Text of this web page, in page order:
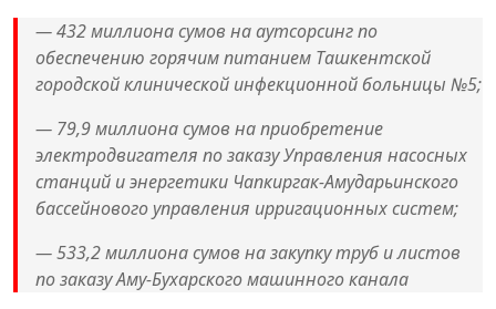
— 432 миллиона сумов на аутсорсинг по
обеспечению горячим питанием Ташкентской
городской клинической инфекционной больницы №5;
— 79,9 миллиона сумов на приобретение
электродвигателя по заказу Управления насосных
станций и энергетики Чапкиргак-Амударьинского
бассейнового управления ирригационных систем;
— 533,2 миллиона сумов на закупку труб и листов
по заказу Аму-Бухарского машинного канала